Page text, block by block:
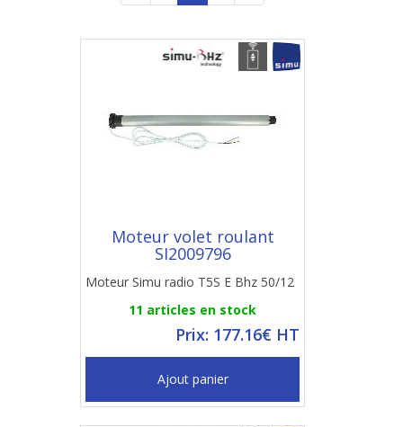
Moteur volet roulant
SI2009796
Moteur Simu radio T5S E Bhz 50/12
11 articles en stock
Prix: 177.16€ HT
Ajout panier